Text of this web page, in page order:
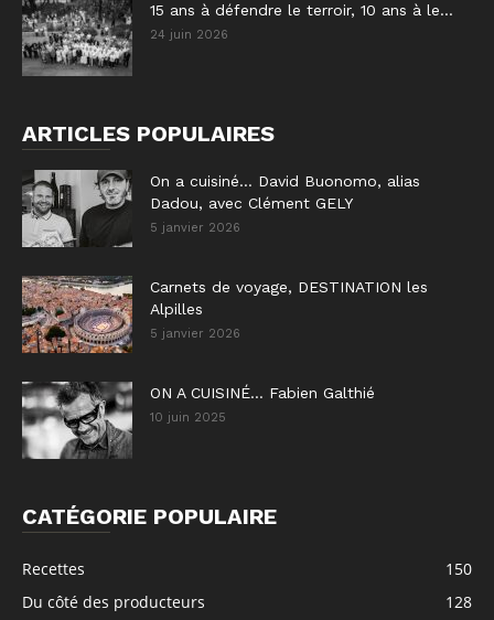
15 ans à défendre le terroir, 10 ans à le...
24 juin 2026
ARTICLES POPULAIRES
On a cuisiné… David Buonomo, alias
Dadou, avec Clément GELY
5 janvier 2026
Carnets de voyage, DESTINATION les
Alpilles
5 janvier 2026
ON A CUISINÉ… Fabien Galthié
10 juin 2025
CATÉGORIE POPULAIRE
Recettes
150
Du côté des producteurs
128